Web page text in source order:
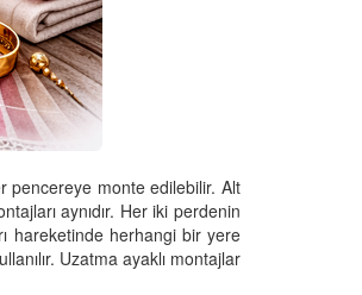
pencereye monte edilebilir. Alt
aynıdır. Her iki perdenin
hareketinde herhangi bir yere
Uzatma ayaklı montajlar